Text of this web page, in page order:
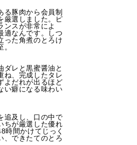
る豚肉から会員制
厳選しました。ピ
ンスが非常によ
適なんです。しつ
った角煮のとろけ
ダレと黒蜜醤油と
ね、完成したタレ
よだれが出るほど
い癖になる味わい
追及し、口の中で
ちが厳選した優れ
時間かけてじっく
、できたてのとろ